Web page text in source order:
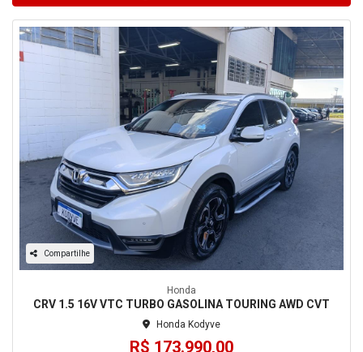
Compartilhe
Honda
CRV 1.5 16V VTC TURBO GASOLINA TOURING AWD CVT
Honda Kodyve
R$ 173.990,00